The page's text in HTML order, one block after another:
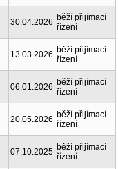
30.04.2026 běží přijímací
řízení
13.03.2026 běží přijímací
řízení
06.01.2026 běží přijímací
řízení
20.05.2026 běží přijímací
řízení
07.10.2025 běží přijímací
řízení